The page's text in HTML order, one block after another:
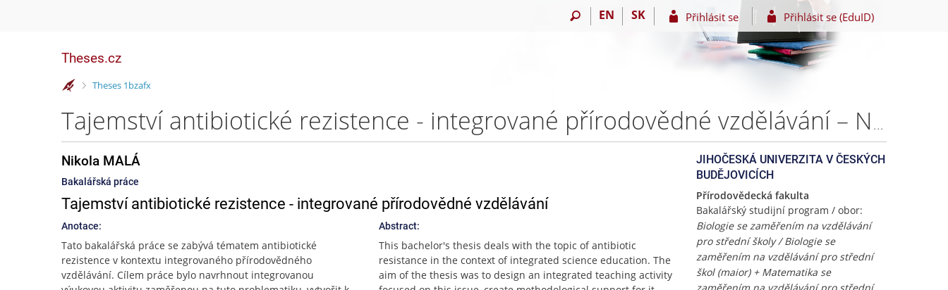
EN SK Přihlásit se Přihlásit se (EduID)
Theses.cz
>
Theses 1bzafx
Tajemství antibiotické rezistence - integrované přírodovědné vzdělávání – Nikola MALÁ
Nikola MALÁ
Bakalářská práce
Tajemství antibiotické rezistence - integrované přírodovědné vzdělávání
Anotace:
Tato bakalářská práce se zabývá tématem antibiotické
rezistence v kontextu integrovaného přírodovědného
vzdělávání. Cílem práce bylo navrhnout integrovanou
Abstract:
This bachelor's thesis deals with the topic of antibiotic
resistance in the context of integrated science education. The
aim of the thesis was to design an integrated teaching activity
JIHOČESKÁ UNIVERZITA V ČESKÝCH
BUDĚJOVICÍCH
Přírodovědecká fakulta
Bakalářský studijní program / obor:
Biologie se zaměřením na vzdělávání
pro střední školy / Biologie se
zaměřením na vzdělávání pro střední
škol (maior) + Matematika se